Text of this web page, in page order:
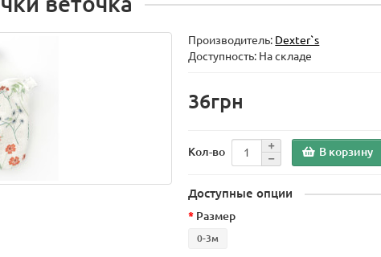
Производитель: Dexter`s
Доступность: На складе
36грн
Кол-во В корзину
Доступные опции
Размер
0-3м